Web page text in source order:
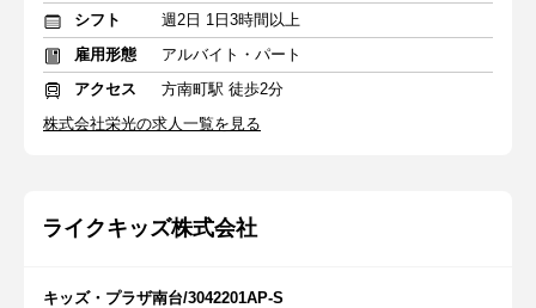
シフト
週2日 1日3時間以上
雇用形態
アルバイト・パート
アクセス
方南町駅 徒歩2分
株式会社栄光の求人一覧を見る
ライクキッズ株式会社
キッズ・プラザ南台/3042201AP-S